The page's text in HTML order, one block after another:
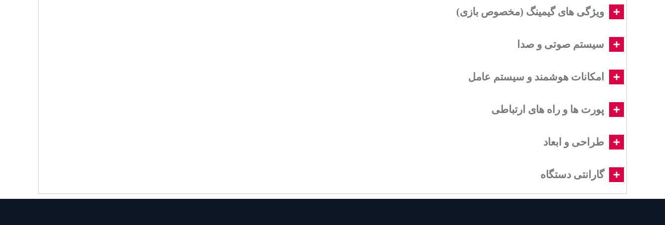
ویژگی های گیمینگ (مخصوص بازی)
سیستم صوتی و صدا
امکانات هوشمند و سیستم عامل
پورت ها و راه های ارتباطی
طراحی و ابعاد
گارانتی دستگاه